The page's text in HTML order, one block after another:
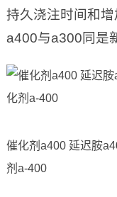
持久浇注时间和增
a400与a300同是
催化剂a400 延迟胺
剂a-400